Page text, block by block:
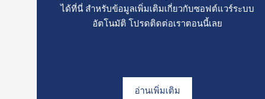
ได้ที่นี่ สำหรับข้อมูลเพิ่มเติมเกี่ยวกับซอฟต์แวร์ระบบ
อัตโนมัติ โปรดติดต่อเราตอนนี้เลย
อ่านเพิ่มเติม